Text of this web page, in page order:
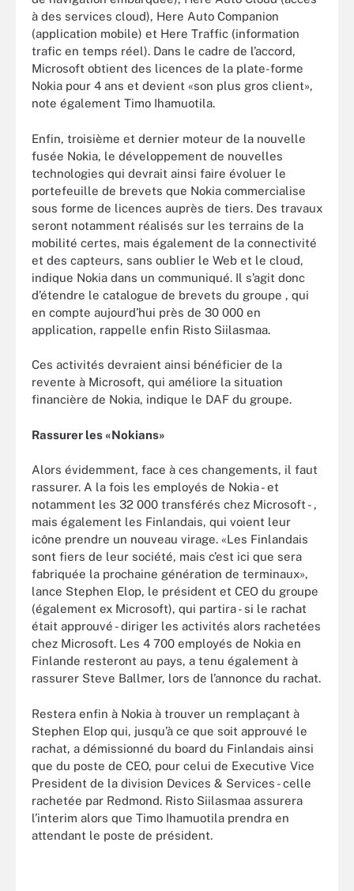
à des services cloud), Here Auto Companion
(application mobile) et Here Traffic (information
trafic en temps réel). Dans le cadre de l’accord,
Microsoft obtient des licences de la plate-forme
Nokia pour 4 ans et devient «son plus gros client»,
note également Timo Ihamuotila.
Enfin, troisième et dernier moteur de la nouvelle
fusée Nokia, le développement de nouvelles
technologies qui devrait ainsi faire évoluer le
portefeuille de brevets que Nokia commercialise
sous forme de licences auprès de tiers. Des travaux
seront notamment réalisés sur les terrains de la
mobilité certes, mais également de la connectivité
et des capteurs, sans oublier le Web et le cloud,
indique Nokia dans un communiqué. Il s’agit donc
d’étendre le catalogue de brevets du groupe , qui
en compte aujourd’hui près de 30 000 en
application, rappelle enfin Risto Siilasmaa.
Ces activités devraient ainsi bénéficier de la
revente à Microsoft, qui améliore la situation
financière de Nokia, indique le DAF du groupe.
Rassurer les «Nokians»
Alors évidemment, face à ces changements, il faut
rassurer. A la fois les employés de Nokia - et
notamment les 32 000 transférés chez Microsoft - ,
mais également les Finlandais, qui voient leur
icône prendre un nouveau virage. «Les Finlandais
sont fiers de leur société, mais c’est ici que sera
fabriquée la prochaine génération de terminaux»,
lance Stephen Elop, le président et CEO du groupe
(également ex Microsoft), qui partira - si le rachat
était approuvé - diriger les activités alors rachetées
chez Microsoft. Les 4 700 employés de Nokia en
Finlande resteront au pays, a tenu également à
rassurer Steve Ballmer, lors de l’annonce du rachat.
Restera enfin à Nokia à trouver un remplaçant à
Stephen Elop qui, jusqu’à ce que soit approuvé le
rachat, a démissionné du board du Finlandais ainsi
que du poste de CEO, pour celui de Executive Vice
President de la division Devices & Services - celle
rachetée par Redmond. Risto Siilasmaa assurera
l’interim alors que Timo Ihamuotila prendra en
attendant le poste de président.